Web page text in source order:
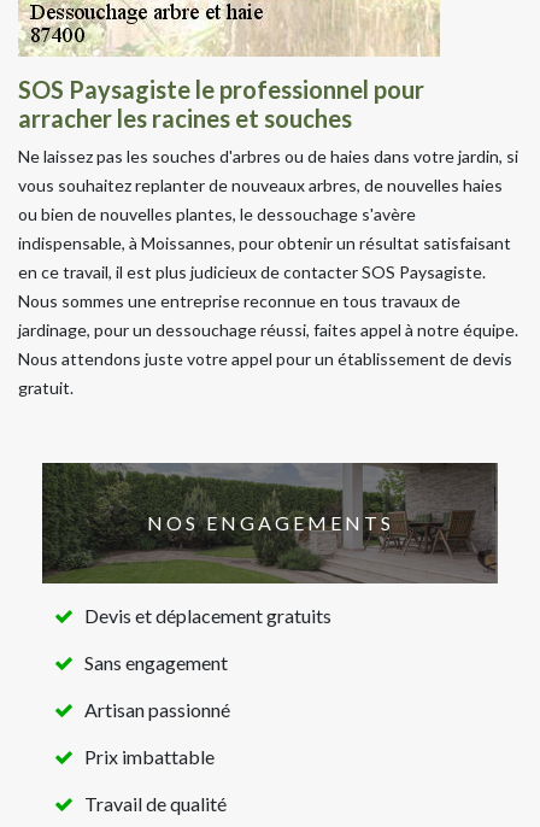
SOS Paysagiste le professionnel pour
arracher les racines et souches
Ne laissez pas les souches d'arbres ou de haies dans votre jardin, si
vous souhaitez replanter de nouveaux arbres, de nouvelles haies
ou bien de nouvelles plantes, le dessouchage s'avère
indispensable, à Moissannes, pour obtenir un résultat satisfaisant
en ce travail, il est plus judicieux de contacter SOS Paysagiste.
Nous sommes une entreprise reconnue en tous travaux de
jardinage, pour un dessouchage réussi, faites appel à notre équipe.
Nous attendons juste votre appel pour un établissement de devis
gratuit.
NOS ENGAGEMENTS
Devis et déplacement gratuits
Sans engagement
Artisan passionné
Prix imbattable
Travail de qualité